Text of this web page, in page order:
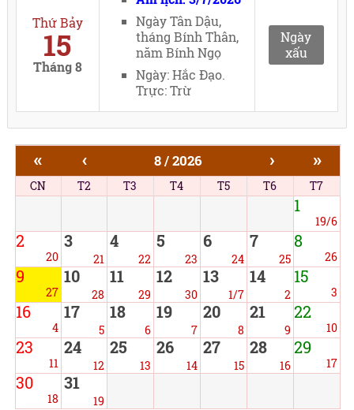
Thứ Bảy
15
Tháng 8
Ngày Tân Dậu,
tháng Bính Thân,
năm Bính Ngọ
Ngày: Hắc Đạo.
Trực: Trừ
Ngày
xấu
« ‹ 8 / 2026 › »
CN T2 T3 T4 T5 T6 T7
1
19/6
2
20
3
21
4
22
5
23
6
24
7
25
8
26
9
27
10
28
11
29
12
30
13
1/7
14
2
15
3
16
4
17
5
18
6
19
7
20
8
21
9
22
10
23
11
24
12
25
13
26
14
27
15
28
16
29
17
30
18
31
19